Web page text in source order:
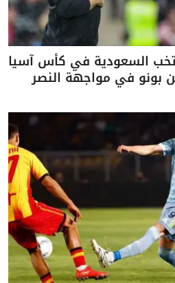
السعودية في كأس آسيا
بونو في مواجهة النصر